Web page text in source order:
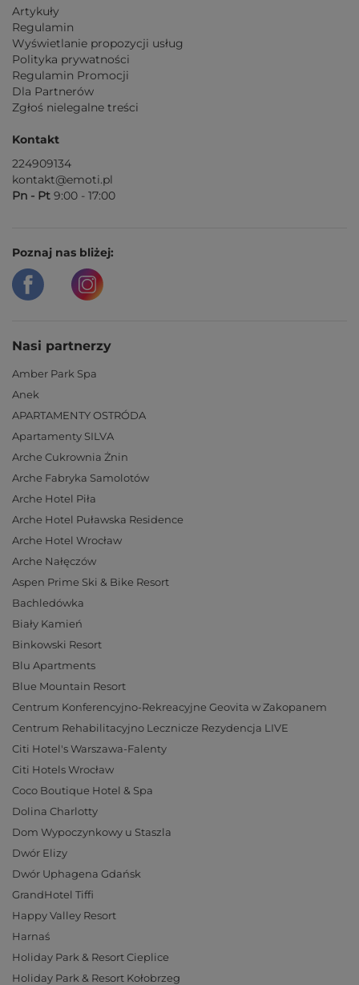
Artykuły
Regulamin
Wyświetlanie propozycji usług
Polityka prywatności
Regulamin Promocji
Dla Partnerów
Zgłoś nielegalne treści
Kontakt
224909134
kontakt@emoti.pl
Pn - Pt 9:00 - 17:00
Poznaj nas bliżej:
Nasi partnerzy
Amber Park Spa
Anek
APARTAMENTY OSTRÓDA
Apartamenty SILVA
Arche Cukrownia Żnin
Arche Fabryka Samolotów
Arche Hotel Piła
Arche Hotel Puławska Residence
Arche Hotel Wrocław
Arche Nałęczów
Aspen Prime Ski & Bike Resort
Bachledówka
Biały Kamień
Binkowski Resort
Blu Apartments
Blue Mountain Resort
Centrum Konferencyjno-Rekreacyjne Geovita w Zakopanem
Centrum Rehabilitacyjno Lecznicze Rezydencja LIVE
Citi Hotel's Warszawa-Falenty
Citi Hotels Wrocław
Coco Boutique Hotel & Spa
Dolina Charlotty
Dom Wypoczynkowy u Staszla
Dwór Elizy
Dwór Uphagena Gdańsk
GrandHotel Tiffi
Happy Valley Resort
Harnaś
Holiday Park & Resort Cieplice
Holiday Park & Resort Kołobrzeg